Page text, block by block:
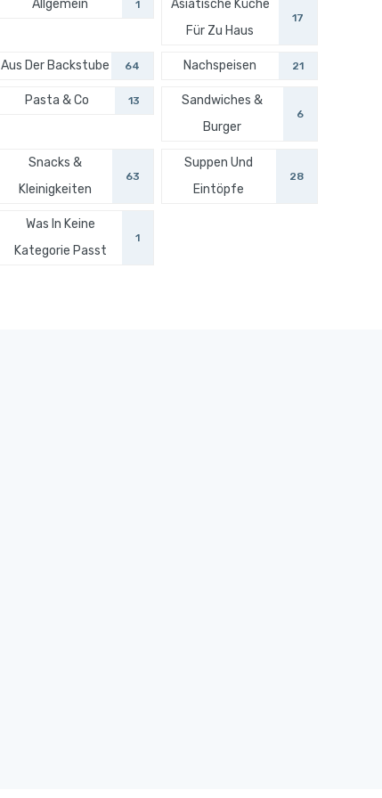
Allgemein 1
Asiatische Küche
Für Zu Haus
17
Aus Der Backstube 64 Nachspeisen 21
Pasta & Co 13
Sandwiches &
Burger
6
Snacks &
Kleinigkeiten
63
Suppen Und
Eintöpfe
28
Was In Keine
Kategorie Passt
1